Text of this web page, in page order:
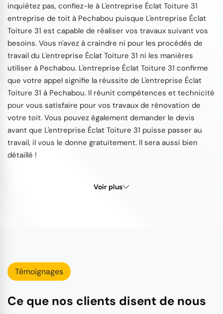
inquiétez pas, confiez-le à L'entreprise Éclat Toiture 31
entreprise de toit à Pechabou puisque L'entreprise Éclat
Toiture 31 est capable de réaliser vos travaux suivant vos
besoins. Vous n'avez à craindre ni pour les procédés de
travail du L'entreprise Éclat Toiture 31 ni les manières
utiliser à Pechabou. L'entreprise Éclat Toiture 31 confirme
que votre appel signifie la réussite de L'entreprise Éclat
Toiture 31 à Pechabou. Il réunit compétences et technicité
pour vous satisfaire pour vos travaux de rénovation de
votre toit. Vous pouvez également demander le devis
avant que L'entreprise Éclat Toiture 31 puisse passer au
travail, il vous le donne gratuitement. Il sera aussi bien
détaillé !
Voir plus
Témoignages
Ce que nos clients disent de nous